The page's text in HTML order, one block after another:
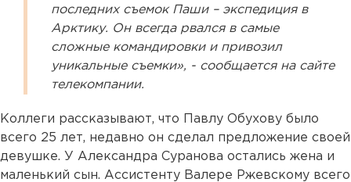
последних съемок Паши – экспедиция в
Арктику. Он всегда рвался в самые
сложные командировки и привозил
уникальные съемки», - сообщается на сайте
телекомпании.
Коллеги рассказывают, что Павлу Обухову было
всего 25 лет, недавно он сделал предложение своей
девушке. У Александра Суранова остались жена и
маленький сын. Ассистенту Валере Ржевскому всего